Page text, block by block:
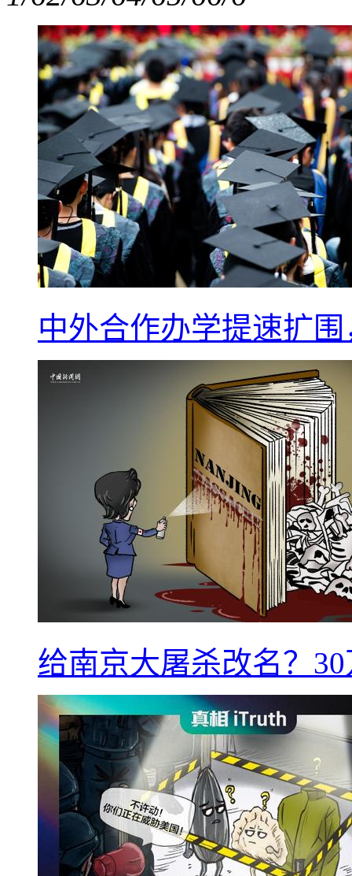
中外合作办学提速扩
给南京大屠杀改名？